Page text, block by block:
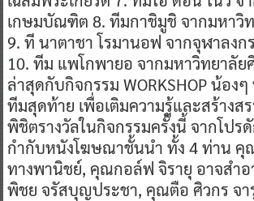
เกษมบัณฑิต 8. ทีมกาชิมูชิ จากมหาวิ
9. ที นาตาชา โรมานอฟ จากจุฬาลง
10. ทีม แพโกพายอ จากมหาวิทยาลัย
ล่าสุดกับกิจกรรม WORKSHOP น้อง
ทีมสุดท้าย เพื่อเติมความรู้และสร้างส
พิชิตรางวัลในกิจกรรมครั้งนี้ จากโปร
กำกับหนังโฆษณาชั้นนำ ทั้ง 4 ท่าน คุ
ทางพานิชย์, คุณกอล์ฟ จิรายุ อาจสำอ
พิชย จรัสบุญประชา, คุณตือ ศิวกร จา